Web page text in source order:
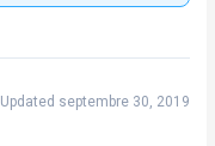
Updated septembre 30, 2019